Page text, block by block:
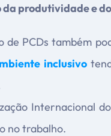
da produtividade e
de PCDs também
inclusivo
Internacional
no trabalho.